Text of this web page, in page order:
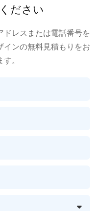
ださい
ドレスまたは電話番号を
インの無料見積もりをお
。